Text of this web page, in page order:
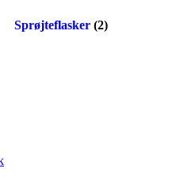
Sprøjteflasker (2)